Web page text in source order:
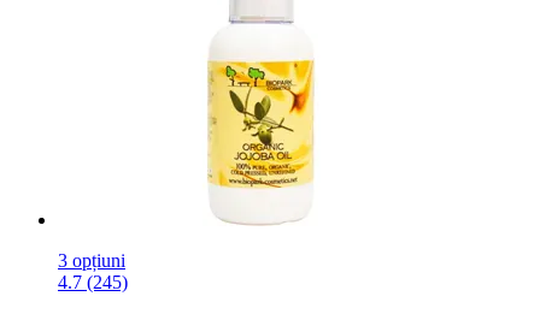
3 opțiuni
4.7 (245)